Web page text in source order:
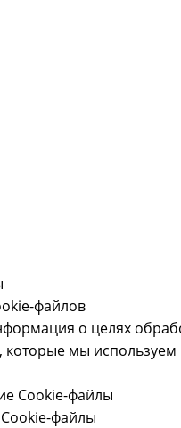
файлов
о целях
которые мы
Cookie-файлы
файлы